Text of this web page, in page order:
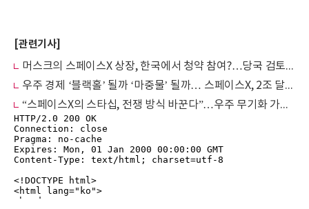
[관련기사]
머스크의 스페이스X 상장, 한국에서 청약 참여?…당국 검토 개시
우주 경제 ‘블랙홀’ 될까 ‘마중물’ 될까… 스페이스X, 2조 달러 육박 몸값의 두 얼굴
“스페이스X의 스타십, 전쟁 방식 바꾼다”…우주 무기화 가능성 제기